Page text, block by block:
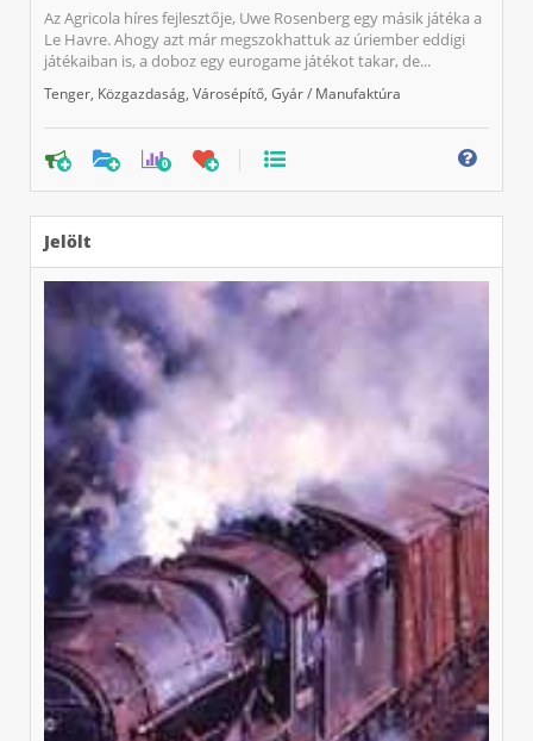
Az Agricola híres fejlesztője, Uwe Rosenberg egy másik játéka a
Le Havre. Ahogy azt már megszokhattuk az úriember eddigi
játékaiban is, a doboz egy eurogame játékot takar, de...
Tenger Közgazdaság Városépítő Gyár / Manufaktúra
0
Jelölt